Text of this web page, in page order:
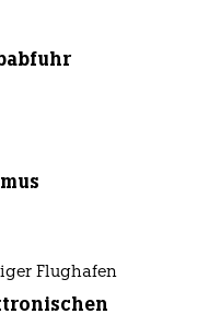
Flughafen